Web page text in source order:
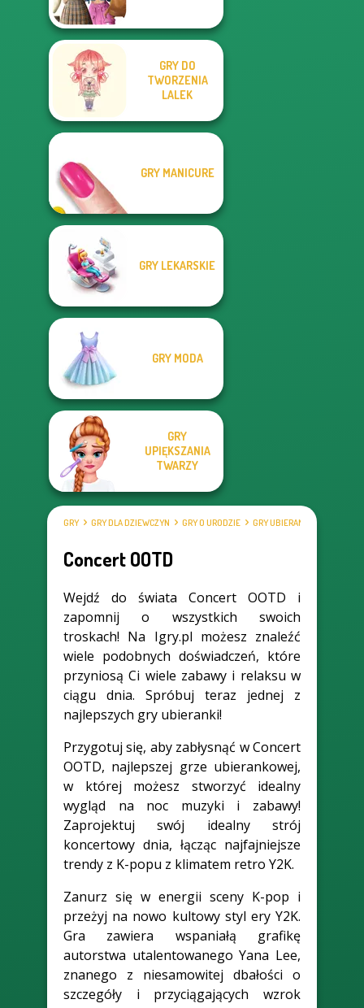
GRY DO
TWORZENIA
LALEK
GRY MANICURE
GRY LEKARSKIE
GRY MODA
GRY
UPIĘKSZANIA
TWARZY
GRY GRY DLA DZIEWCZYN GRY O URODZIE GRY UBIERANKI
Concert OOTD
Wejdź do świata Concert OOTD i
zapomnij o wszystkich swoich
troskach! Na Igry.pl możesz znaleźć
wiele podobnych doświadczeń, które
przyniosą Ci wiele zabawy i relaksu w
ciągu dnia. Spróbuj teraz jednej z
najlepszych gry ubieranki!
Przygotuj się, aby zabłysnąć w Concert
OOTD, najlepszej grze ubierankowej,
w której możesz stworzyć idealny
wygląd na noc muzyki i zabawy!
Zaprojektuj swój idealny strój
koncertowy dnia, łącząc najfajniejsze
trendy z K-popu z klimatem retro Y2K.
Zanurz się w energii sceny K-pop i
przeżyj na nowo kultowy styl ery Y2K.
Gra zawiera wspaniałą grafikę
autorstwa utalentowanego Yana Lee,
znanego z niesamowitej dbałości o
szczegóły i przyciągających wzrok